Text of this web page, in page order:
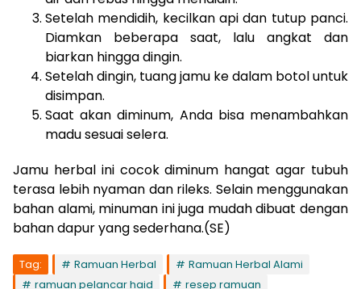
Setelah mendidih, kecilkan api dan tutup panci.
Diamkan beberapa saat, lalu angkat dan
biarkan hingga dingin.
Setelah dingin, tuang jamu ke dalam botol untuk
disimpan.
Saat akan diminum, Anda bisa menambahkan
madu sesuai selera.
Jamu herbal ini cocok diminum hangat agar tubuh
terasa lebih nyaman dan rileks. Selain menggunakan
bahan alami, minuman ini juga mudah dibuat dengan
bahan dapur yang sederhana.(SE)
Tag: Ramuan Herbal
Ramuan Herbal Alami
ramuan pelancar haid
resep ramuan